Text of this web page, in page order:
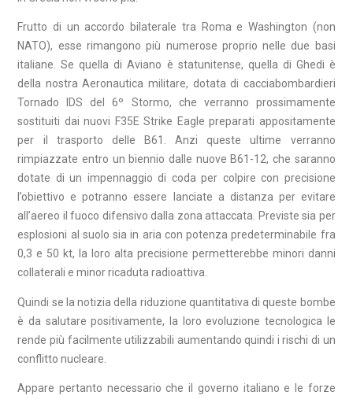
Frutto di un accordo bilaterale tra Roma e Washington (non
NATO), esse rimangono più numerose proprio nelle due basi
italiane. Se quella di Aviano è statunitense, quella di Ghedi è
della nostra Aeronautica militare, dotata di cacciabombardieri
Tornado IDS del 6º Stormo, che verranno prossimamente
sostituiti dai nuovi F35E Strike Eagle preparati appositamente
per il trasporto delle B61. Anzi queste ultime verranno
rimpiazzate entro un biennio dalle nuove B61-12, che saranno
dotate di un impennaggio di coda per colpire con precisione
l’obiettivo e potranno essere lanciate a distanza per evitare
all’aereo il fuoco difensivo dalla zona attaccata. Previste sia per
esplosioni al suolo sia in aria con potenza predeterminabile fra
0,3 e 50 kt, la loro alta precisione permetterebbe minori danni
collaterali e minor ricaduta radioattiva.
Quindi se la notizia della riduzione quantitativa di queste bombe
è da salutare positivamente, la loro evoluzione tecnologica le
rende più facilmente utilizzabili aumentando quindi i rischi di un
conflitto nucleare.
Appare pertanto necessario che il governo italiano e le forze